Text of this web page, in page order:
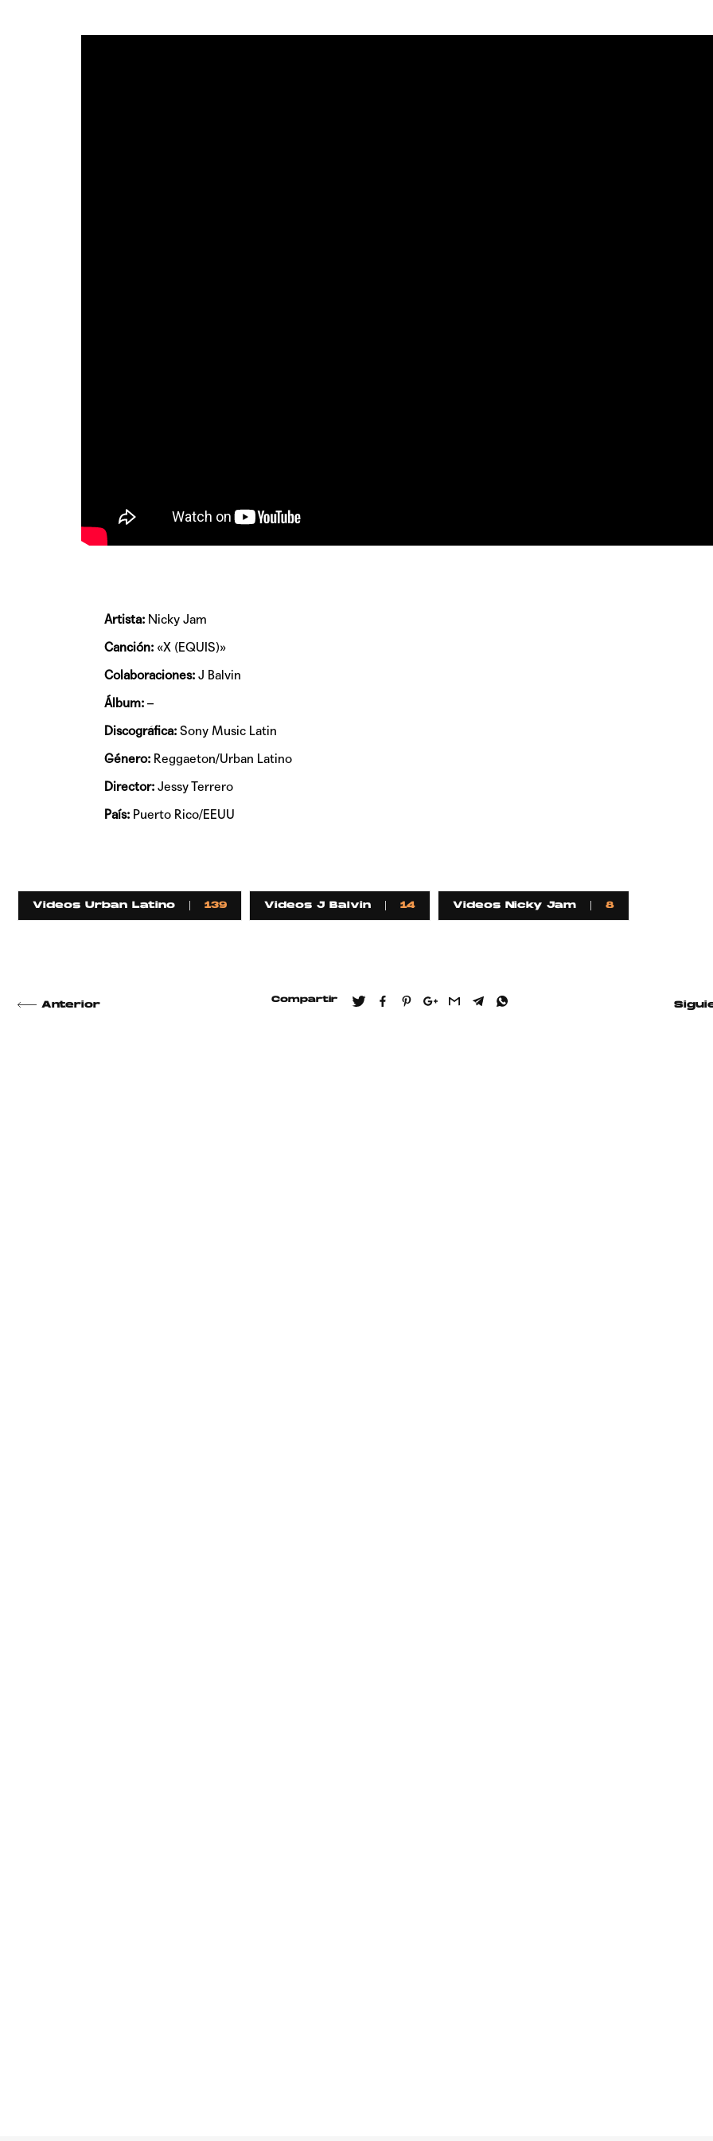
Artista:Nicky Jam
Canción:«X (EQUIS)»
Colaboraciones:J Balvin
Álbum:–
Discográfica:Sony Music Latin
Género:Reggaeton/Urban Latino
Director:Jessy Terrero
País:Puerto Rico/EEUU
Videos Urban Latino 139 Videos J Balvin 14 Videos Nicky Jam 8
Anterior
Compartir